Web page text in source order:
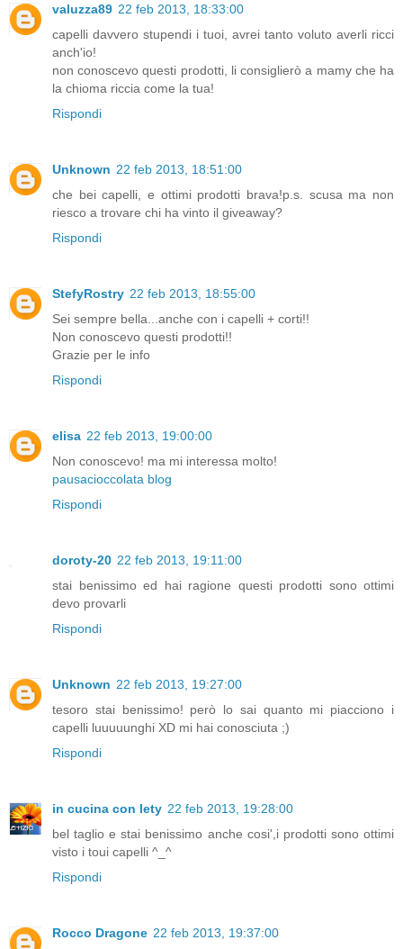
valuzza89 22 feb 2013, 18:33:00
capelli davvero stupendi i tuoi, avrei tanto voluto averli ricci
anch'io!
non conoscevo questi prodotti, li consiglierò a mamy che ha
la chioma riccia come la tua!
Rispondi
Unknown 22 feb 2013, 18:51:00
che bei capelli, e ottimi prodotti brava!p.s. scusa ma non
riesco a trovare chi ha vinto il giveaway?
Rispondi
StefyRostry 22 feb 2013, 18:55:00
Sei sempre bella...anche con i capelli + corti!!
Non conoscevo questi prodotti!!
Grazie per le info
Rispondi
elisa 22 feb 2013, 19:00:00
Non conoscevo! ma mi interessa molto!
pausacioccolata blog
Rispondi
doroty-20 22 feb 2013, 19:11:00
stai benissimo ed hai ragione questi prodotti sono ottimi
devo provarli
Rispondi
Unknown 22 feb 2013, 19:27:00
tesoro stai benissimo! però lo sai quanto mi piacciono i
capelli luuuuunghi XD mi hai conosciuta ;)
Rispondi
in cucina con lety 22 feb 2013, 19:28:00
bel taglio e stai benissimo anche cosi',i prodotti sono ottimi
visto i toui capelli ^_^
Rispondi
Rocco Dragone 22 feb 2013, 19:37:00